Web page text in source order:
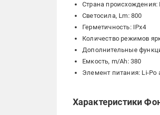
Страна происхождения:
Светосила, Lm: 800
Герметичность: IPx4
Количество режимов
Дополнительные
Емкость, m/Ah: 380
Элемент питания: Li-Po
Характеристики